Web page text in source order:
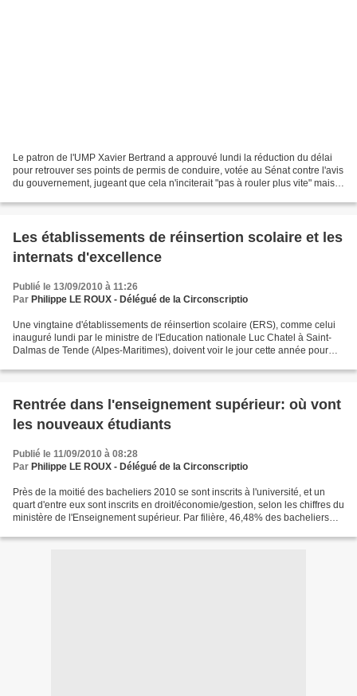
Le patron de l'UMP Xavier Bertrand a approuvé lundi la réduction du délai
pour retrouver ses points de permis de conduire, votée au Sénat contre l'avis
du gouvernement, jugeant que cela n'inciterait "pas à rouler plus vite" mais
Les établissements de réinsertion scolaire et les
internats d'excellence
Publié le 13/09/2010 à 11:26
Par Philippe LE ROUX - Délégué de la Circonscriptio
Une vingtaine d'établissements de réinsertion scolaire (ERS), comme celui
inauguré lundi par le ministre de l'Education nationale Luc Chatel à Saint-
Dalmas de Tende (Alpes-Maritimes), doivent voir le jour cette année pour
Rentrée dans l'enseignement supérieur: où vont
les nouveaux étudiants
Publié le 11/09/2010 à 08:28
Par Philippe LE ROUX - Délégué de la Circonscriptio
Près de la moitié des bacheliers 2010 se sont inscrits à l'université, et un
quart d'entre eux sont inscrits en droit/économie/gestion, selon les chiffres du
ministère de l'Enseignement supérieur. Par filière, 46,48% des bacheliers